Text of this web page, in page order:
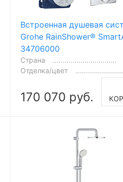
Встроенная душевая
Grohe RainShower®
34706000
Страна
Отделка/цвет
170 070 руб.